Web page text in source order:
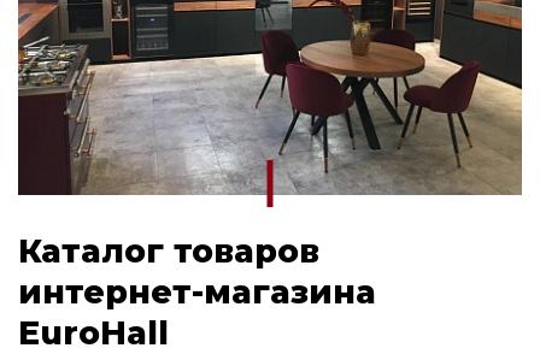
Каталог товаров
интернет-магазина
EuroHall